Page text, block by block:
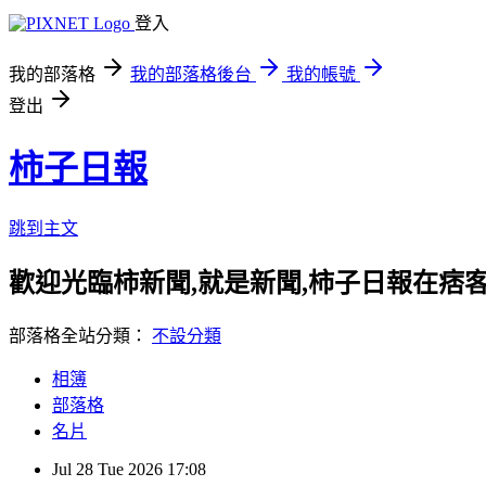
登入
我的部落格 我的部落格後台
我的帳號
登出
柿子日報
跳到主文
歡迎光臨柿新聞,就是新聞,柿子日報在痞
部落格全站分類： 不設分類
相簿
部落格
名片
Jul 28 Tue 2026 17:08